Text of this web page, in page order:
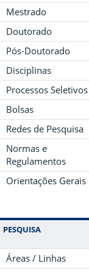
Mestrado
Doutorado
Pós-Doutorado
Disciplinas
Processos Seletivos
Bolsas
Redes de Pesquisa
Normas e
Regulamentos
Orientações Gerais
PESQUISA
Áreas / Linhas